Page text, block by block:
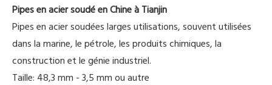
Pipes en acier soudé en Chine à Tianjin
Pipes en acier soudées larges utilisations, souvent utilisées
dans la marine, le pétrole, les produits chimiques, la
construction et le génie industriel.
Taille: 48,3 mm - 3,5 mm ou autre